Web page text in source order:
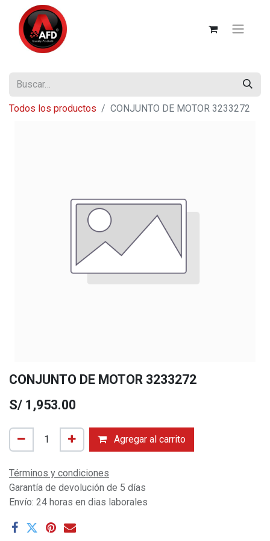
Todos los productos CONJUNTO DE MOTOR 3233272
CONJUNTO DE MOTOR 3233272
S/ 1,953.00
Agregar al carrito
Términos y condiciones
Garantía de devolución de 5 días
Envío: 24 horas en dias laborales